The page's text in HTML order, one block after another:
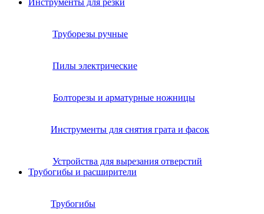
Инструменты для резки
Труборезы ручные
Пилы электрические
Болторезы и арматурные ножницы
Инструменты для снятия грата и фасок
Устройства для вырезания отверстий
Трубогибы и расширители
Трубогибы